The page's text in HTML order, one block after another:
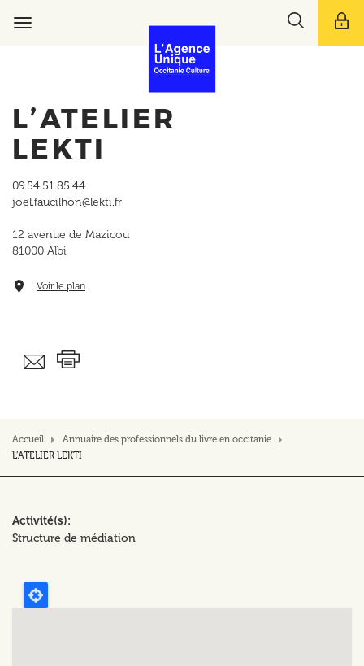
Toggle
L’ATELIER
LEKTI
09.54.51.85.44
joel.faucilhon@lekti.fr
12 avenue de Mazicou
81000 Albi
Voir le plan
Accueil
Annuaire des professionnels du livre en occitanie
L’ATELIER LEKTI
Activité(s)
Structure de médiation